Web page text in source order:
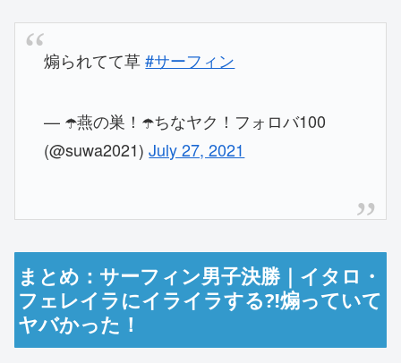
煽られてて草#サーフィン
— ☂️燕の巣！☂️ちなヤク！フォロバ100
(@suwa2021)July 27, 2021
まとめ：サーフィン男子決勝｜イタロ・
フェレイラにイライラする⁈煽っていて
ヤバかった！